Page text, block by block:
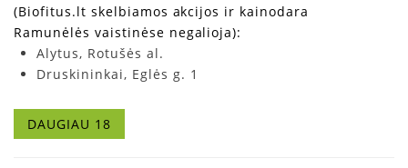
(Biofitus.lt skelbiamos akcijos ir kainodara
Ramunėlės vaistinėse negalioja):
Alytus, Rotušės al.
Druskininkai, Eglės g. 1
Griškabūdis, Alyvų g. 1
Joniškėlis, Vytauto g. 1
DAUGIAU 18